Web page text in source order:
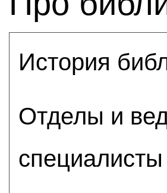
История
Отделы и
специалисты